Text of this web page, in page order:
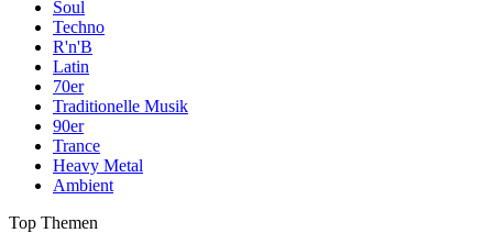
Soul
Techno
R'n'B
Latin
70er
Traditionelle Musik
90er
Trance
Heavy Metal
Ambient
Top Themen